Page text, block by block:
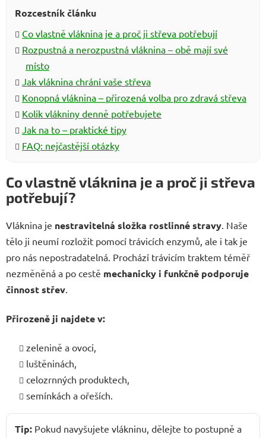
Rozcestník článku
Co vlastně vláknina je a proč ji střeva potřebují
Rozpustná a nerozpustná vláknina – obě mají své
místo
Jak vláknina chrání vaše střeva
Konopná vláknina – přirozená volba pro zdravá střeva
Kolik vlákniny denně potřebujete
Jak na to – praktické tipy
FAQ: nejčastější otázky
Co vlastně vláknina je a proč ji střeva
potřebují?
Vláknina je nestravitelná složka rostlinné stravy. Naše
tělo ji neumí rozložit pomocí trávicích enzymů, ale i tak je
pro nás nepostradatelná. Prochází trávicím traktem téměř
nezměněná a po cestě mechanicky i funkčně podporuje
činnost střev.
Přirozeně ji najdete v:
zelenině a ovoci,
luštěninách,
celozrnných produktech,
semínkách a ořeších.
Tip: Pokud navyšujete vlákninu, dělejte to postupně a